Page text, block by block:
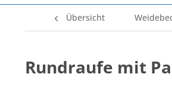
Übersicht
Rundraufe mit